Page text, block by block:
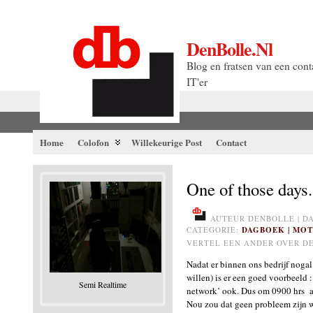
DenBolle.nl
Blog en fratsen van een
IT'er
Home Colofon Willekeurige Post Contact
Semi Realtime
One of those
AUTEUR DENBOLLE |
CATEGORIE: DAGBOEK |
VERTEL EEN ANDER OVER
Nadat er binnen ons bedrijf
willen) is er een goed voorbeeld
network’ ook. Dus om 0900 hrs
Nou zou dat geen probleem zijn